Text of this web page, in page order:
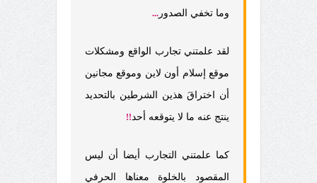
وما تخفي الصدور ...
لقد علمتني تجارب الواقع ومشكلات
موقع إسلام أون لاين وموقع مجانين
أن اختراقَ هذين الشرطين بالتحديد
ينتج عنه ما لا يتوقعه أحد !!
كما علمتني التجارب أيضا أن ليس
المقصود بالخلوة معناها الحرفي